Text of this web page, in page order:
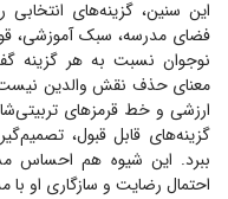
این سنین، گزینه‌های انتخابی
فضای مدرسه، سبک آموزشی،
نوجوان نسبت به هر گزینه
معنای حذف نقش والدین نیست.
ارزشی و خط قرمز‌های
گزینه‌های قابل قبول،
ببرد. این شیوه هم احساس
احتمال رضایت و سازگاری او با